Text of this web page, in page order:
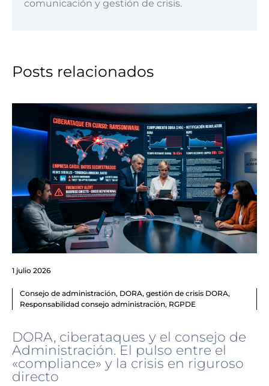
comunicación y gestión de crisis.
Posts relacionados
1 julio 2026
Consejo de administración, DORA, gestión de crisis DORA,
Responsabilidad consejo administración, RGPDE
DORA, ciberataques y el consejo de
Administración. El pulso entre el
«compliance» y la crisis en riguroso
directo